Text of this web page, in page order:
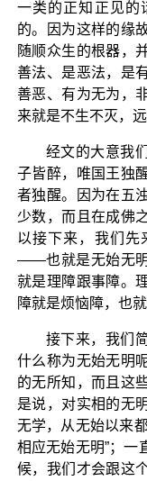
一类的正知正见的
的。因为这样的缘
随顺众生的根器，
善法、是恶法，是
善恶、有为无为，
来就是不生不灭，
经文的大意我
子皆醉，唯国王独
者独醒。因为在五
少数，而且在成佛
以接下来，我们先
——也就是无始无
就是理障跟事障。
障就是烦恼障，也
接下来，我们
什么称为无始无明
的无所知，而且这
是说，对实相的无
无学，从无始以来
相应无始无明”；一
候，我们才会跟这